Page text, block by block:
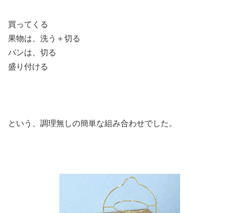
買ってくる
果物は、洗う＋切る
パンは、切る
盛り付ける
という、調理無しの簡単な組み合わせでした。